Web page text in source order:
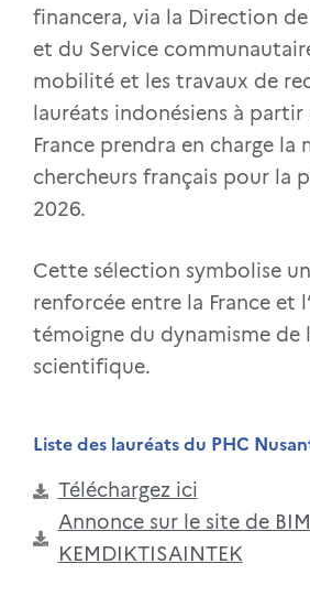
financera, via la Direction
et du Service
mobilité et les travaux de
lauréats indonésiens à partir
France prendra en charge la
chercheurs français pour la
2026.
Cette sélection symbolise
renforcée entre la France et
témoigne du dynamisme de
scientifique.
Liste des lauréats du PHC
Téléchargez ici
Annonce sur le site de
KEMDIKTISAINTEK